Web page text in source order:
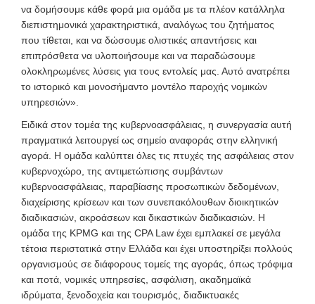
να δομήσουμε κάθε φορά μια ομάδα με τα πλέον κατάλληλα
διεπιστημονικά χαρακτηριστικά , αναλόγως του ζητήματος
που τίθεται, και να δώσουμε ολιστικές απαντήσεις και
επιπρόσθετα να υλοποιήσουμε και να παραδώσουμε
ολοκληρωμένες λύσεις για τους εντολείς μας. Αυτό ανατρέπει
το ιστορικό και μονοσήμαντο μοντέλο παροχής νομικών
υπηρεσιών».
Ειδικά στον τομέα της κυβερνοασφάλειας, η συνεργασία αυτή
πραγματικά λειτουργεί ως σημείο αναφοράς στην ελληνική
αγορά. Η ομάδα καλύπτει όλες τις πτυχές της ασφάλειας στον
κυβερνοχώρο, της αντιμετώπισης συμβάντων
κυβερνοασφάλειας, παραβίασης προσωπικών δεδομένων,
διαχείρισης κρίσεων και των συνεπακόλουθων διοικητικών
διαδικασιών, ακροάσεων και δικαστικών διαδικασιών. Η
ομάδα της KPMG και της CPA Law έχει εμπλακεί σε μεγάλα
τέτοια περιστατικά στην Ελλάδα και έχει υποστηρίξει πολλούς
οργανισμούς σε διάφορους τομείς της αγοράς, όπως τρόφιμα
και ποτά, νομικές υπηρεσίες, ασφάλιση, ακαδημαϊκά
ιδρύματα, ξενοδοχεία και τουρισμός, διαδικτυακές